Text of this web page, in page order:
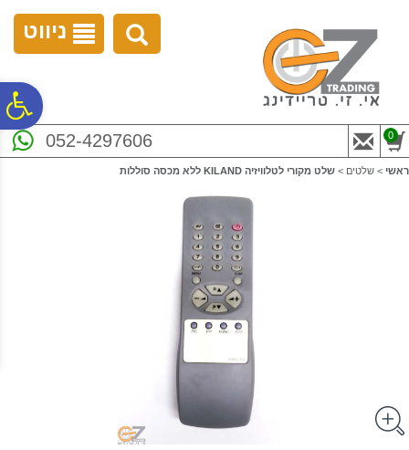
נגישות
ניווט
052-4297606 0
ראשי > שלטים > שלט מקורי לטלוויזיה KILAND ללא מכסה סוללות